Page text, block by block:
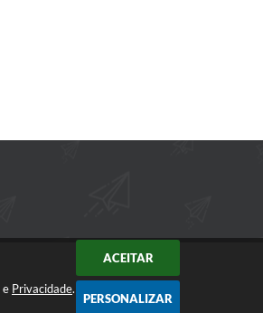
e Privacidade.
ACEITAR
PERSONALIZAR